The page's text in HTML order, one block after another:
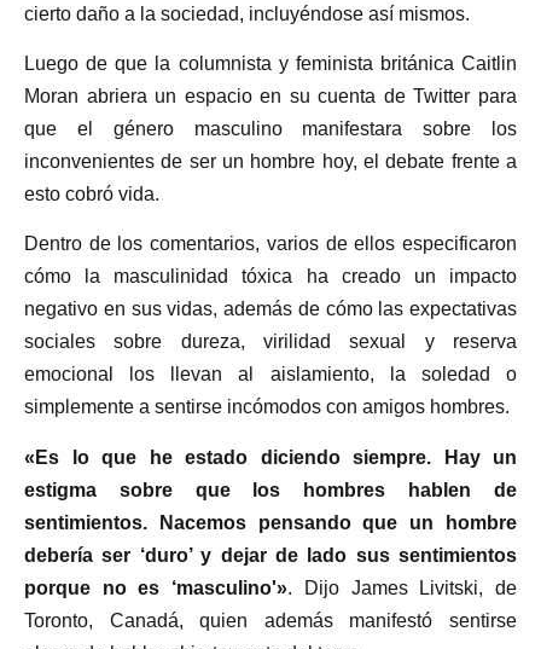
cierto daño a la sociedad, incluyéndose así mismos.
Luego de que la columnista y feminista británica Caitlin
Moran abriera un espacio en su cuenta de Twitter para
que el género masculino manifestara sobre los
inconvenientes de ser un hombre hoy, el debate frente a
esto cobró vida.
Dentro de los comentarios, varios de ellos especificaron
cómo la masculinidad tóxica ha creado un impacto
negativo en sus vidas, además de cómo las expectativas
sociales sobre dureza, virilidad sexual y reserva
emocional los llevan al aislamiento, la soledad o
simplemente a sentirse incómodos con amigos hombres.
«Es lo que he estado diciendo siempre. Hay un
estigma sobre que los hombres hablen de
sentimientos. Nacemos pensando que un hombre
debería ser ‘duro’ y dejar de lado sus sentimientos
porque no es ‘masculino'». Dijo James Livitski, de
Toronto, Canadá, quien además manifestó sentirse